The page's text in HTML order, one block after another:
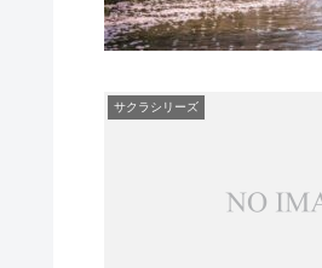
サクラシリーズ